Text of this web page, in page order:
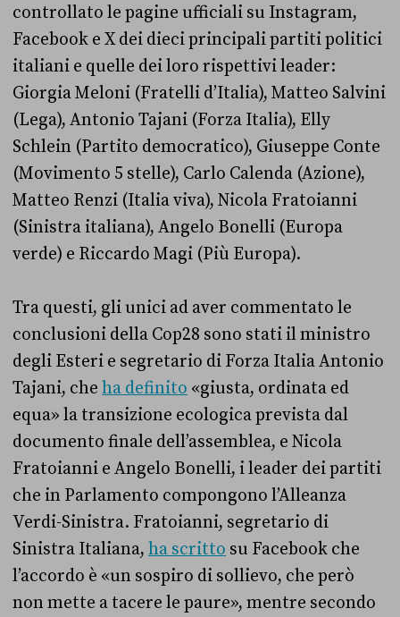
controllato le pagine ufficiali su Instagram,
Facebook e X dei dieci principali partiti politici
italiani e quelle dei loro rispettivi leader:
Giorgia Meloni (Fratelli d’Italia), Matteo Salvini
(Lega), Antonio Tajani (Forza Italia), Elly
Schlein (Partito democratico), Giuseppe Conte
(Movimento 5 stelle), Carlo Calenda (Azione),
Matteo Renzi (Italia viva), Nicola Fratoianni
(Sinistra italiana), Angelo Bonelli (Europa
verde) e Riccardo Magi (Più Europa).
Tra questi, gli unici ad aver commentato le
conclusioni della Cop28 sono stati il ministro
degli Esteri e segretario di Forza Italia Antonio
Tajani, che ha definito «giusta, ordinata ed
equa» la transizione ecologica prevista dal
documento finale dell’assemblea, e Nicola
Fratoianni e Angelo Bonelli, i leader dei partiti
che in Parlamento compongono l’Alleanza
Verdi-Sinistra. Fratoianni, segretario di
Sinistra Italiana, ha scritto su Facebook che
l’accordo è «un sospiro di sollievo, che però
non mette a tacere le paure», mentre secondo